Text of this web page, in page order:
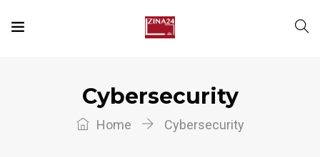
Cybersecurity
Home Cybersecurity